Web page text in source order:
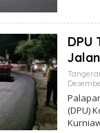
DPU
(DPU)